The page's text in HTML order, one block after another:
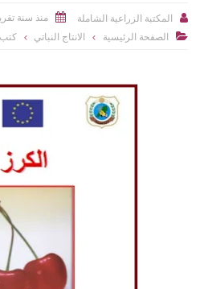
 المكتبة الزراعية الشاملة  منذ سنة
 الصفحة الرئيسية الانتاج النباتي كتب